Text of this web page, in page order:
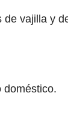
de vajilla y
doméstico.